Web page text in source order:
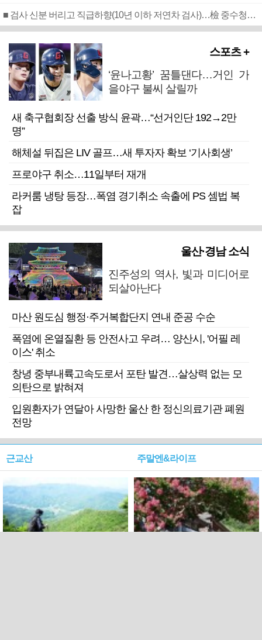
■ 검사 신분 버리고 직급하향(10년 이하 저연차 검사)…檢 중수청행 기피
스포츠 +
‘윤나고황’ 꿈틀댄다…거인 가
을야구 불씨 살릴까
새 축구협회장 선출 방식 윤곽…“선거인단 192→2만
명”
해체설 뒤집은 LIV 골프…새 투자자 확보 ‘기사회생’
프로야구 취소…11일부터 재개
라커룸 냉탕 등장…폭염 경기취소 속출에 PS 셈법 복
잡
울산·경남 소식
진주성의 역사, 빛과 미디어로
되살아난다
마산 원도심 행정·주거복합단지 연내 준공 수순
폭염에 온열질환 등 안전사고 우려… 양산시, '어필 레
이스' 취소
창녕 중부내륙고속도로서 포탄 발견…살상력 없는 모
의탄으로 밝혀져
입원환자가 연달아 사망한 울산 한 정신의료기관 폐원
전망
근교산 주말엔&라이프